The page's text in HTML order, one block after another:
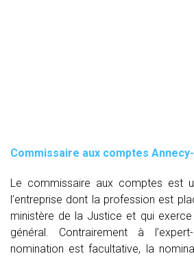
Commissaire aux comptes
Le commissaire aux comptes est
l’entreprise dont la profession est
ministère de la Justice et qui exerce
général. Contrairement à
nomination est facultative, la